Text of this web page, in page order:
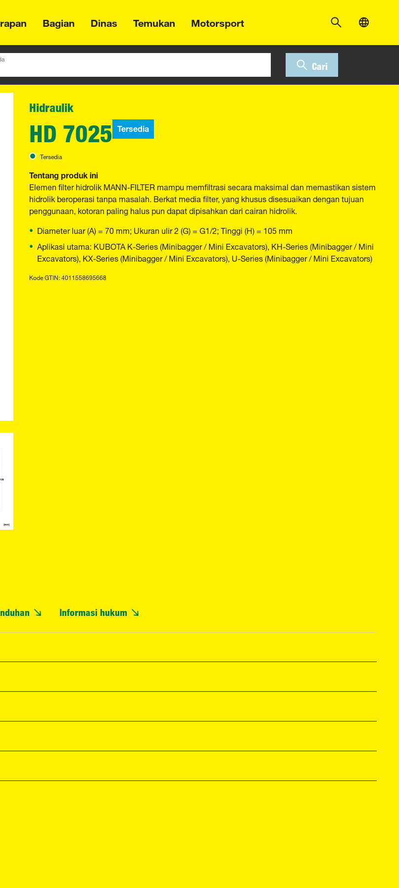
Bagian Dinas Temukan Motorsport
Cari
Hidraulik
HD 7025 Tersedia
Tersedia
Tentang produk ini
Elemen filter hidrolik MANN-FILTER mampu memfiltrasi secara maksimal dan memastikan sistem
hidrolik beroperasi tanpa masalah. Berkat media filter, yang khusus disesuaikan dengan tujuan
penggunaan, kotoran paling halus pun dapat dipisahkan dari cairan hidrolik.
Diameter luar (A) = 70 mm; Ukuran ulir 2 (G) = G1/2; Tinggi (H) = 105 mm
Aplikasi utama: KUBOTA K-Series (Minibagger / Mini Excavators), KH-Series (Minibagger / Mini
Excavators), KX-Series (Minibagger / Mini Excavators), U-Series (Minibagger / Mini Excavators)
Kode GTIN: 4011558695668
Informasi hukum